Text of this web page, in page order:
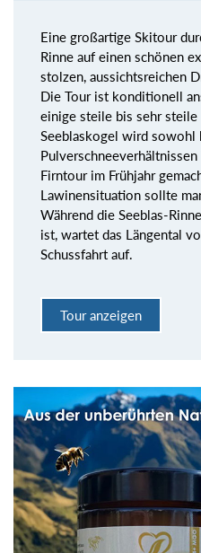
Eine großartige Skitour
Rinne auf einen schönen
stolzen, aussichtsreichen
Die Tour ist konditionell
einige steile bis sehr steile
Seeblaskogel wird sowohl
Firntour im Frühjahr
Lawinensituation sollte
Während die Seeblas-
ist, wartet das Längental
Schussfahrt auf.
Tour anzeigen